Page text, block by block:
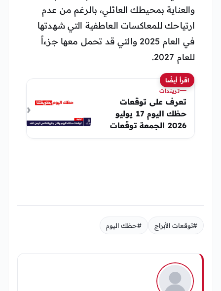
والعناية بمحيطك العائلي، بالرغم من عدم
ارتياحك للمعاكسات العاطفية التي شهدتها
في العام 2025 والتي قد تحمل معها جزءاً
للعام 2027.
اقرأ أيضًا
تريندات
تعرف على توقعات
حظك اليوم 17 يوليو
2026 الجمعة توقعات
اليمن الغد الخاصة
#توقعات الأبراج #حظك اليوم